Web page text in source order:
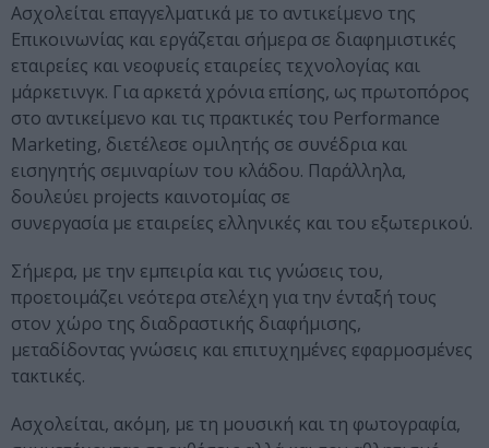
Ασχολείται επαγγελματικά με το αντικείμενο της
Επικοινωνίας και εργάζεται σήμερα σε διαφημιστικές
εταιρείες και νεοφυείς εταιρείες τεχνολογίας και
μάρκετινγκ. Για αρκετά χρόνια επίσης, ως πρωτοπόρος
στο αντικείμενο και τις πρακτικές του Performance
Marketing, διετέλεσε ομιλητής σε συνέδρια και
εισηγητής σεμιναρίων του κλάδου. Παράλληλα,
δουλεύει projects καινοτομίας σε
συνεργασία με εταιρείες ελληνικές και του εξωτερικού.
Σήμερα, με την εμπειρία και τις γνώσεις του,
προετοιμάζει νεότερα στελέχη για την ένταξή τους
στον χώρο της διαδραστικής διαφήμισης,
μεταδίδοντας γνώσεις και επιτυχημένες εφαρμοσμένες
τακτικές.
Ασχολείται, ακόμη, με τη μουσική και τη φωτογραφία,